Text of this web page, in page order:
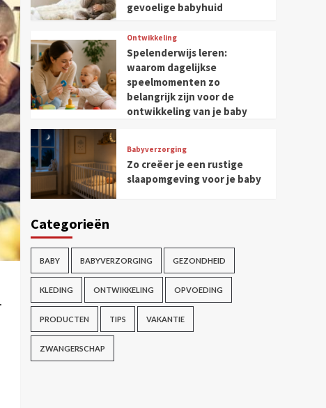
gevoelige babyhuid
Ontwikkeling
Spelenderwijs leren:
waarom dagelijkse
speelmomenten zo
belangrijk zijn voor de
ontwikkeling van je baby
Babyverzorging
Zo creëer je een rustige
slaapomgeving voor je baby
Categorieën
BABY BABYVERZORGING GEZONDHEID
KLEDING ONTWIKKELING OPVOEDING
PRODUCTEN TIPS VAKANTIE
ZWANGERSCHAP